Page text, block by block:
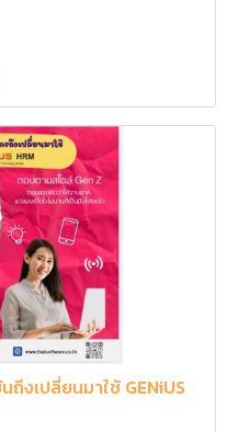
งเปลี่ยนมาใช้ GENiUS